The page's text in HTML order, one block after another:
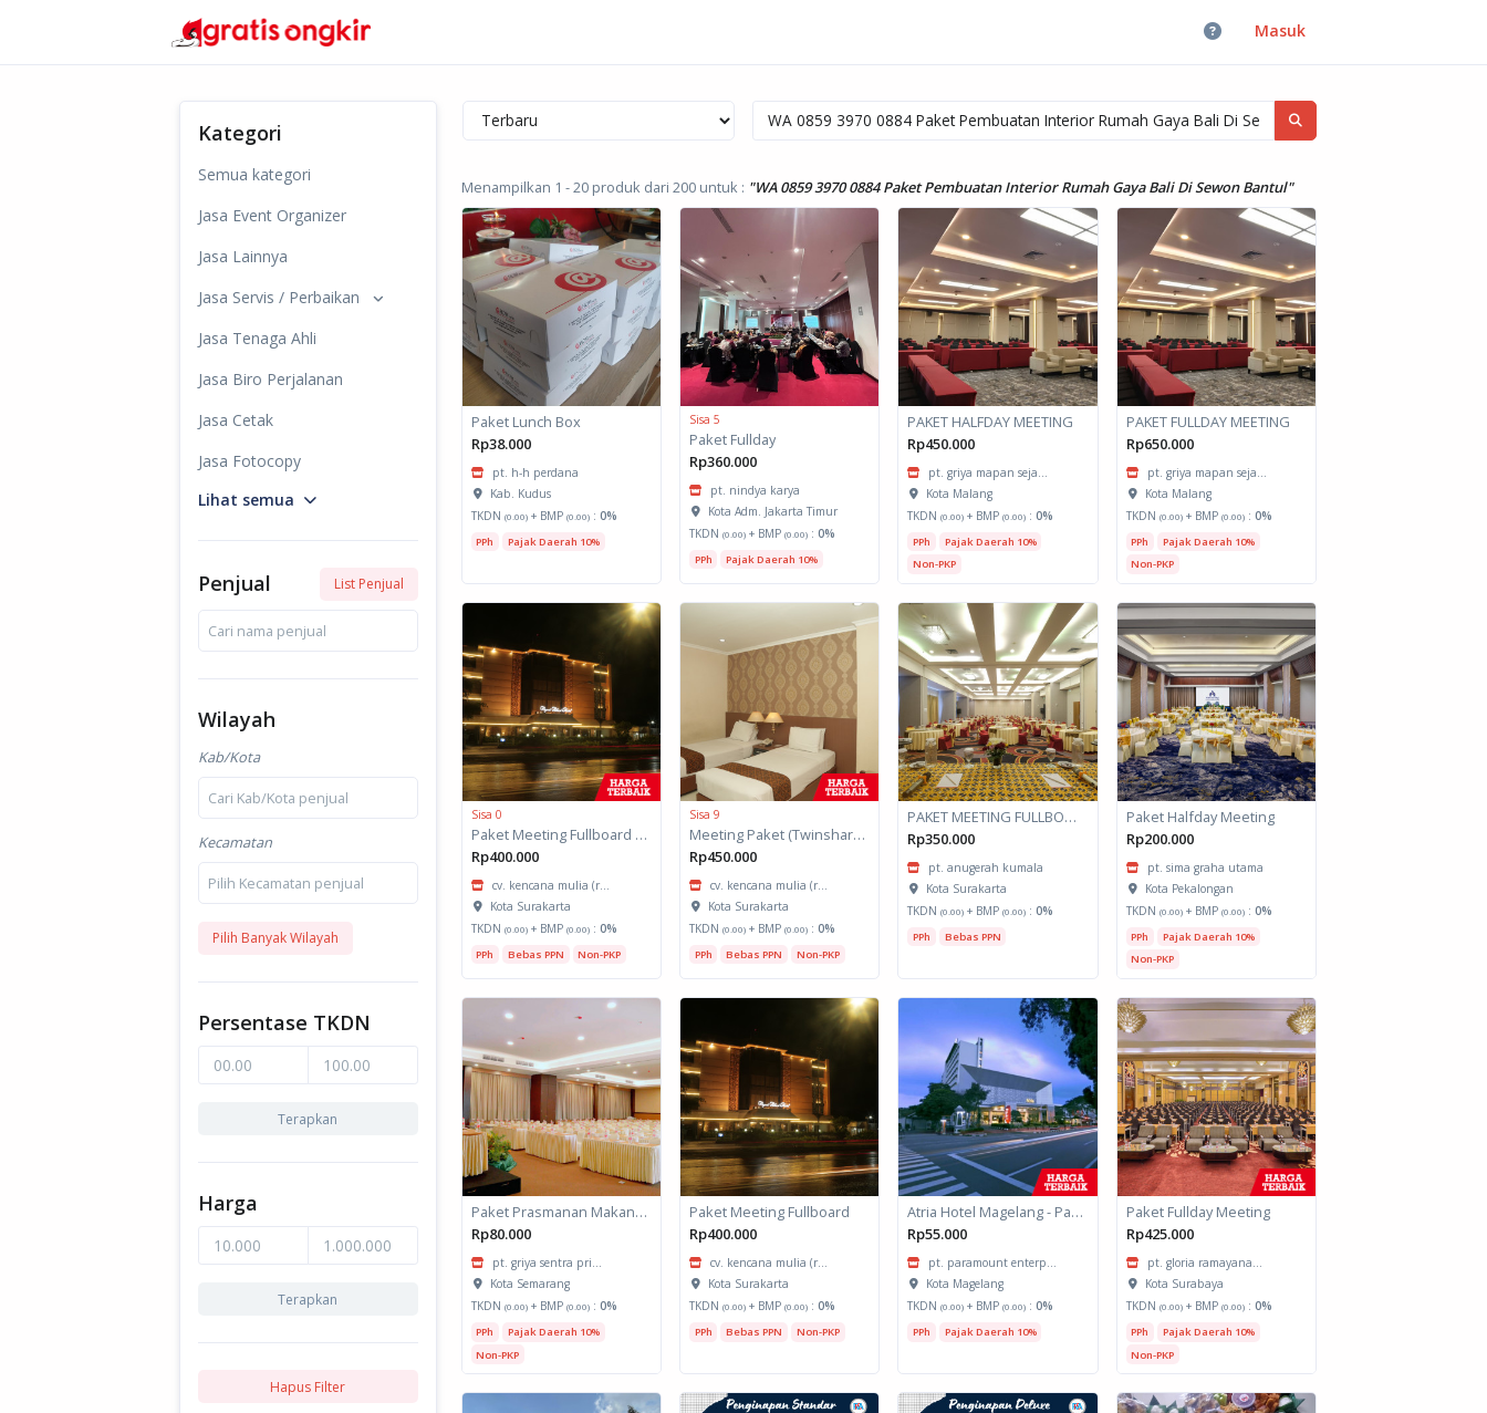
Masuk
Kategori
Semua kategori
Jasa Event Organizer
Jasa Lainnya
Jasa Servis / Perbaikan
Jasa Tenaga Ahli
Jasa Biro Perjalanan
Jasa Cetak
Jasa Fotocopy
Lihat semua
Penjual List Penjual
Cari nama penjual
Wilayah
Kab/Kota
Cari Kab/Kota penjual
Kecamatan
Pilih Kecamatan penjual
Pilih Banyak Wilayah
Persentase TKDN
Terapkan
Harga
Terapkan
Hapus Filter
Menampilkan 1 - 20 produk dari 200 untuk : "WA 0859 3970 0884 Paket Pembuatan Interior Rumah Gaya Bali Di Sewon Bantul"
Paket Lunch Box
Rp38.000
pt. h-h perdana
Kab. Kudus
TKDN (0.00)+ BMP (0.00): 0%
PPh Pajak Daerah 10%
Sisa 5
Paket Fullday
Rp360.000
pt. nindya karya
Kota Adm. Jakarta Timur
TKDN (0.00)+ BMP (0.00): 0%
PPh Pajak Daerah 10%
PAKET HALFDAY MEETING
Rp450.000
pt. griya mapan seja...
Kota Malang
TKDN(0.00) + BMP(0.00) :0%
PPh
Pajak Daerah 10%
Non-PKP
PAKET FULLDAY MEETING
Rp650.000
pt. griya mapan seja...
Kota Malang
TKDN (0.00)+ BMP (0.00): 0%
PPh
Pajak Daerah 10%
Non-PKP
Sisa 0
Paket Meeting Fullboard _Triple Share Room
Rp400.000
cv. kencana mulia (r...
Kota Surakarta
TKDN (0.00)+ BMP (0.00): 0%
PPh Bebas PPN Non-PKP
Sisa 9
Meeting Paket (Twinshare Room)
Rp450.000
cv. kencana mulia (r...
Kota Surakarta
TKDN (0.00)+ BMP (0.00): 0%
PPh Bebas PPN Non-PKP
PAKET MEETING FULLBOARD
Rp350.000
pt. anugerah kumala
Kota Surakarta
TKDN(0.00) + BMP(0.00) :0%
PPh Bebas PPN
Paket Halfday Meeting
Rp200.000
pt. sima graha utama
Kota Pekalongan
TKDN (0.00)+ BMP (0.00): 0%
PPh
Pajak Daerah 10%
Non-PKP
Paket Prasmanan Makan Minum
Rp80.000
pt. griya sentra pri...
Kota Semarang
TKDN (0.00)+ BMP (0.00): 0%
PPh
Pajak Daerah 10%
Non-PKP
Paket Meeting Fullboard
Rp400.000
cv. kencana mulia (r...
Kota Surakarta
TKDN (0.00)+ BMP (0.00): 0%
PPh Bebas PPN Non-PKP
Atria Hotel Magelang - Paket Jamuan Makan Minum
Rp55.000
pt. paramount enterp...
Kota Magelang
TKDN(0.00) + BMP(0.00) :0%
PPh Pajak Daerah 10%
Paket Fullday Meeting
Rp425.000
pt. gloria ramayana...
Kota Surabaya
TKDN (0.00)+ BMP (0.00): 0%
PPh
Pajak Daerah 10%
Non-PKP